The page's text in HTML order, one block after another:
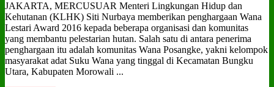
JAKARTA, MERCUSUAR Menteri Lingkungan Hidup dan
Kehutanan (KLHK) Siti Nurbaya memberikan penghargaan Wana
Lestari Award 2016 kepada beberapa organisasi dan komunitas
yang membantu pelestarian hutan. Salah satu di antara penerima
penghargaan itu adalah komunitas Wana Posangke, yakni kelompok
masyarakat adat Suku Wana yang tinggal di Kecamatan Bungku
Utara, Kabupaten Morowali ...